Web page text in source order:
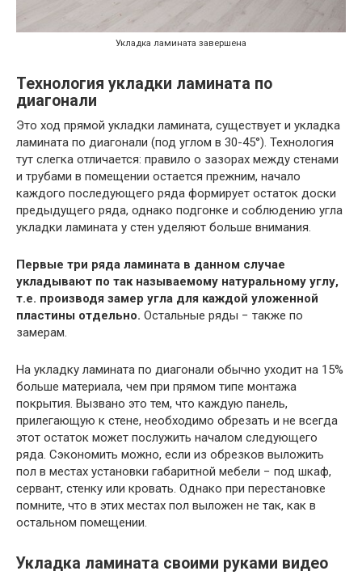
Укладка ламината завершена
Технология укладки ламината по
диагонали
Это ход прямой укладки ламината, существует и укладка
ламината по диагонали (под углом в 30-45°). Технология
тут слегка отличается: правило о зазорах между стенами
и трубами в помещении остается прежним, начало
каждого последующего ряда формирует остаток доски
предыдущего ряда, однако подгонке и соблюдению угла
укладки ламината у стен уделяют больше внимания.
Первые три ряда ламината в данном случае
укладывают по так называемому натуральному углу,
т.е. производя замер угла для каждой уложенной
пластины отдельно. Остальные ряды − также по
замерам.
На укладку ламината по диагонали обычно уходит на 15%
больше материала, чем при прямом типе монтажа
покрытия. Вызвано это тем, что каждую панель,
прилегающую к стене, необходимо обрезать и не всегда
этот остаток может послужить началом следующего
ряда. Сэкономить можно, если из обрезков выложить
пол в местах установки габаритной мебели − под шкаф,
сервант, стенку или кровать. Однако при перестановке
помните, что в этих местах пол выложен не так, как в
остальном помещении.
Укладка ламината своими руками видео